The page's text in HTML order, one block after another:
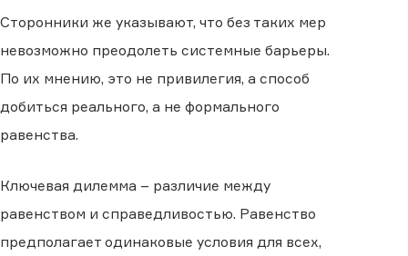
Сторонники же указывают, что без таких мер
невозможно преодолеть системные барьеры.
По их мнению, это не привилегия, а способ
добиться реального, а не формального
равенства.
Ключевая дилемма – различие между
равенством и справедливостью. Равенство
предполагает одинаковые условия для всех,